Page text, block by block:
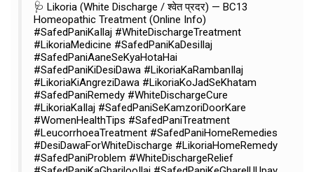
🩺 Likoria (White Discharge / श्वेत प्रदर) — BC13
Homeopathic Treatment (Online Info)
#SafedPaniKaIlaj #WhiteDischargeTreatment
#LikoriaMedicine #SafedPaniKaDesiIlaj
#SafedPaniAaneSeKyaHotaHai
#SafedPaniKiDesiDawa #LikoriaKaRambanIlaj
#LikoriaKiAngreziDawa #LikoriaKoJadSeKhatam
#SafedPaniRemedy #WhiteDischargeCure
#LikoriaKaIlaj #SafedPaniSeKamzoriDoorKare
#WomenHealthTips #SafedPaniTreatment
#LeucorrhoeaTreatment #SafedPaniHomeRemedies
#DesiDawaForWhiteDischarge #LikoriaHomeRemedy
#SafedPaniProblem #WhiteDischargeRelief